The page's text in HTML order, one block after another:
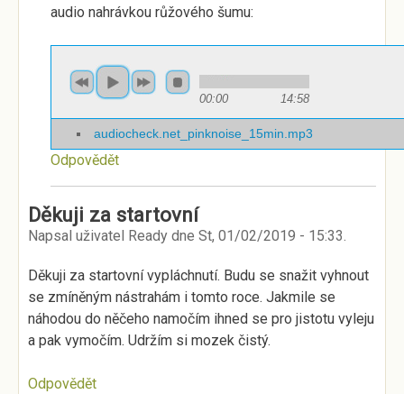
audio nahrávkou růžového šumu:
00:00 14:58
audiocheck.net_pinknoise_15min.mp3
Odpovědět
Děkuji za startovní
Napsal uživatel Ready dne St, 01/02/2019 - 15:33.
Děkuji za startovní vypláchnutí. Budu se snažit vyhnout
se zmíněným nástrahám i tomto roce. Jakmile se
náhodou do něčeho namočím ihned se pro jistotu vyleju
a pak vymočím. Udržím si mozek čistý.
Odpovědět